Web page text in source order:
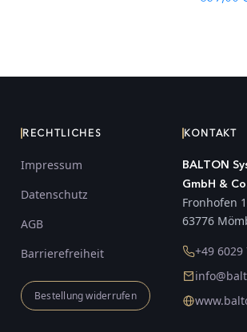
RECHTLICHES
Impressum
Datenschutz
AGB
Barrierefreiheit
Bestellung widerrufen
KONTAKT
BALTON
GmbH &
Fronhofen
63776
+49 6029